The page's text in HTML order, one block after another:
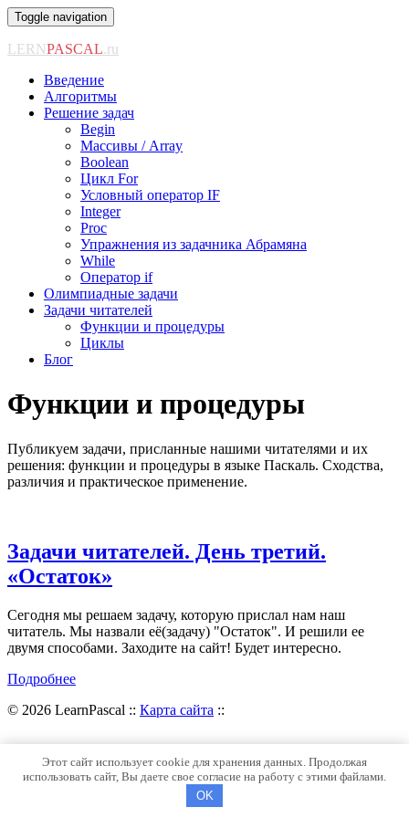
Toggle navigation
LERNPASCAL.ru
Введение
Алгоритмы
Решение задач
Begin
Массивы / Array
Boolean
Цикл For
Условный оператор IF
Integer
Proc
Упражнения из задачника Абрамяна
While
Оператор if
Олимпиадные задачи
Задачи читателей
Функции и процедуры
Циклы
Блог
Функции и процедуры
Публикуем задачи, присланные нашими читателями и их
решения: функции и процедуры в языке Паскаль. Сходства,
различия и практическое применение.
Задачи читателей. День третий.
«Остаток»
Сегодня мы решаем задачу, которую прислал нам наш
читатель. Мы назвали её(задачу) "Остаток". И решили ее
двумя способами. Заходите на сайт! Будет интересно.
Подробнее
© 2026 LearnPascal :: Карта сайта ::
Этот сайт использует cookie для хранения данных. Продолжая
использовать сайт, Вы даете свое согласие на работу с этими файлами.
OK